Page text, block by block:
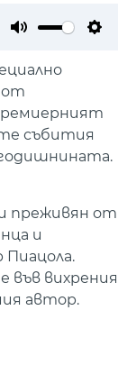
от
събития
преживян от
и
във вихрения
автор.